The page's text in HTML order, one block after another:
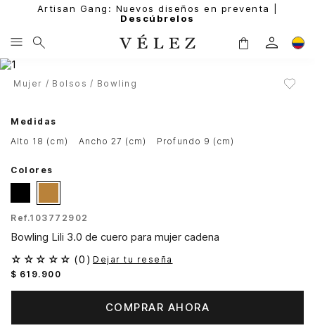
Artisan Gang: Nuevos diseños en preventa |
Descúbrelos
Mujer Bolsos Bowling
Medidas
alto 18 (cm)
ancho 27 (cm) profundo 9 (cm)
Colores
Ref.103772902
Bowling Lili 3.0 de cuero para mujer cadena
☆ ☆ ☆ ☆ ☆ (0 ) Dejar tu reseña
$ 619. 900
COMPRAR AHORA